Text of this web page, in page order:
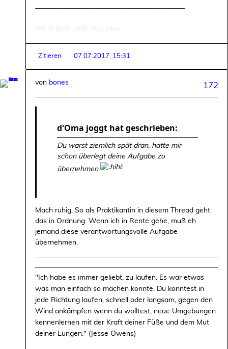
BIG 25 Berlin 2015 HM 2:14:xx
Zitieren 07.07.2017, 15:31
172
von bones
d'Oma joggt hat geschrieben:
Du warst ziemlich spät dran, hatte mir
schon überlegt deine Aufgabe zu
übernehmen
Mach ruhig. So als Praktikantin in diesem Thread geht
das in Ordnung. Wenn ich in Rente gehe, muß eh
jemand diese verantwortungsvolle Aufgabe
übernehmen.
"Ich habe es immer geliebt, zu laufen. Es war etwas
was man einfach so machen konnte. Du konntest in
jede Richtung laufen, schnell oder langsam, gegen den
Wind ankämpfen wenn du wolltest, neue Umgebungen
kennenlernen mit der Kraft deiner Füße und dem Mut
deiner Lungen." (Jesse Owens)